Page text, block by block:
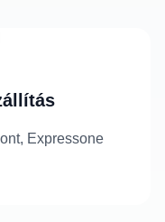
Expressone